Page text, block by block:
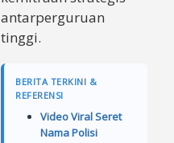
antarperguruan
tinggi.
BERITA TERKINI &
REFERENSI
Video Viral Seret
Nama Polisi